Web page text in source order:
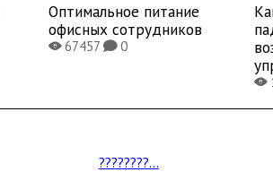
Оптимальное питание
офисных сотрудников
X67457K0
X
????????...